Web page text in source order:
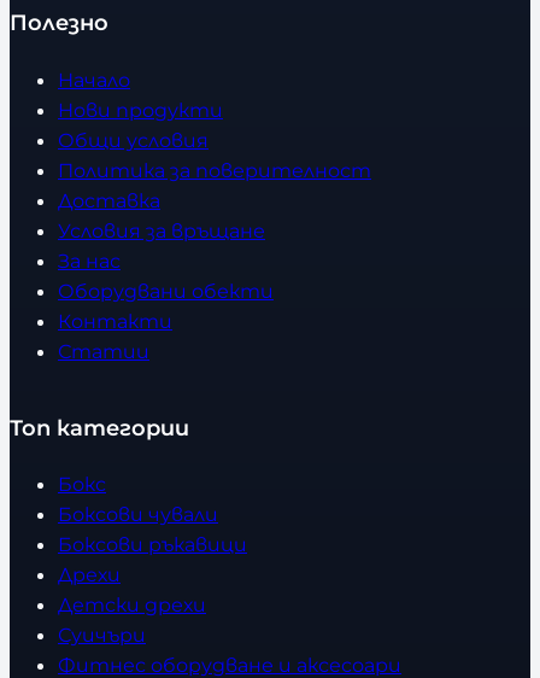
Полезно
Начало
Нови продукти
Общи условия
Политика за поверителност
Доставка
Условия за връщане
За нас
Оборудвани обекти
Контакти
Статии
Топ категории
Бокс
Боксови чували
Боксови ръкавици
Дрехи
Детски дрехи
Суичъри
Фитнес оборудване и аксесоари